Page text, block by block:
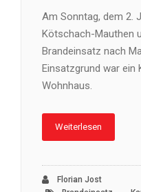
Am Sonntag, dem 2.
Kötschach-Mauthen
Brandeinsatz nach
Einsatzgrund war ein
Wohnhaus.
Weiterlesen
Florian Jost